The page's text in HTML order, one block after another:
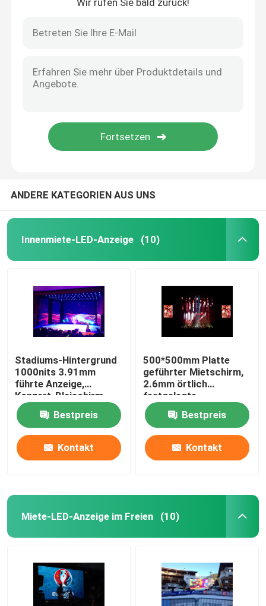
ANDERE KATEGORIEN AUS UNS
Innenmiete-LED-Anzeige (10)
Stadiums-Hintergrund
1000nits 3.91mm
führte Anzeige,
Konzert-Bleischirm
RGB 3in1
Bestpreis
Kontakt
500*500mm Platte
geführter Mietschirm,
2.6mm örtlich
festgelegte
Innenanzeige LED-
1920HZ Bestpreis
Kontakt
Miete-LED-Anzeige im Freien (10)